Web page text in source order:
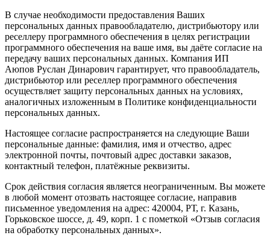
В случае необходимости предоставления Ваших
персональных данных правообладателю, дистрибьютору или
реселлеру программного обеспечения в целях регистрации
программного обеспечения на ваше имя, вы даёте согласие на
передачу ваших персональных данных. Компания ИП
Аюпов Руслан Динарович гарантирует, что правообладатель,
дистрибьютор или реселлер программного обеспечения
осуществляет защиту персональных данных на условиях,
аналогичных изложенным в Политике конфиденциальности
персональных данных.
Настоящее согласие распространяется на следующие Ваши
персональные данные: фамилия, имя и отчество, адрес
электронной почты, почтовый адрес доставки заказов,
контактный телефон, платёжные реквизиты.
Срок действия согласия является неограниченным. Вы можете
в любой момент отозвать настоящее согласие, направив
письменное уведомления на адрес: 420004, РТ, г. Казань,
Горьковское шоссе, д. 49, корп. 1 с пометкой «Отзыв согласия
на обработку персональных данных».